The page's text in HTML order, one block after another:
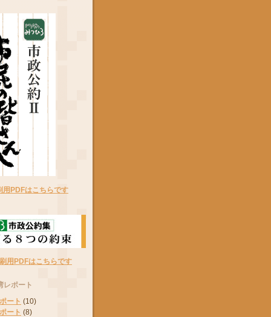
用PDFはこちらです
用PDFはこちらです
レポート
ート (10)
ート (8)